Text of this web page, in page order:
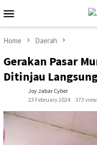
to
contentMenu
Home Daerah
Gerakan Pasar
Ditinjau
Joy Jabar Cyber
23 February 2024
373